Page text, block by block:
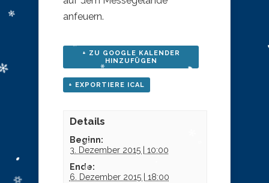
anfeuern.
+ ZU GOOGLE KALENDER
HINZUFÜGEN
+ EXPORTIERE ICAL
Details
Beginn:
3. Dezember 2015 | 10:00
Ende:
6. Dezember 2015 | 18:00